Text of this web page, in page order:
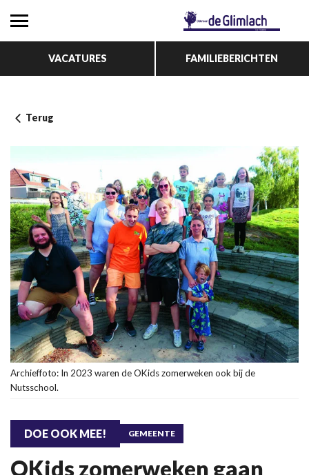
VACATURES FAMILIEBERICHTEN
Terug
Archieffoto: In 2023 waren de OKids zomerweken ook bij de
Nutsschool.
DOE OOK MEE! GEMEENTE
OKids zomerweken gaan